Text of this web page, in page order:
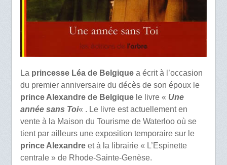
La princesse Léa de Belgiquea écrit à l’occasion
du premier anniversaire du décès de son époux le
prince Alexandre de Belgiquele livre « Une
année sans Toi« . Le livre est actuellement en
vente à la Maison du Tourisme de Waterloo où se
tient par ailleurs une exposition temporaire sur le
prince Alexandreet à la librairie « L’Espinette
centrale » de Rhode-Sainte-Genèse.